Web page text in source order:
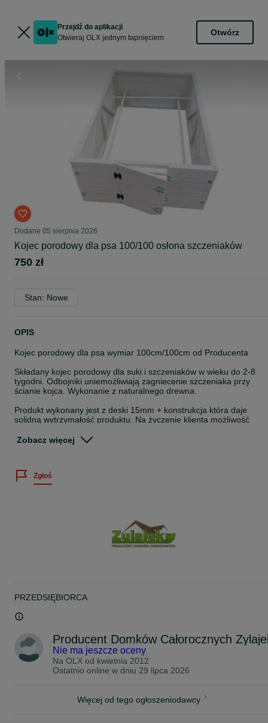
Przejdź do aplikacji
Otwieraj OLX jednym tapnięciem
Otwórz
Dodane 05 sierpnia 2026
Kojec porodowy dla psa 100/100 osłona szczeniaków
750 zł
Stan: Nowe
OPIS
Kojec porodowy dla psa wymiar 100cm/100cm od Producenta
Składany kojec porodowy dla suki i szczeniaków w wieku do 2-8
tygodni. Odbojniki uniemożliwiają zagniecenie szczeniaka przy
ścianie kojca. Wykonanie z naturalnego drewna.
Produkt wykonany jest z deski 15mm + konstrukcja która daje
solidną wytrzymałość produktu. Na życzenie klienta możliwość
Malowany profesjonalnymi, bezpiecznymi środkami
bezzapachowymi z atestem.
Kojec bez problemu również nadaje się dla małych psów jak i
Zobacz więcej
Zgłoś
PRZEDSIĘBIORCA
Producent Domków Całorocznych
Nie ma jeszcze oceny
Na OLX od kwietnia 2012
Ostatnio online w dniu 29 lipca 2026
Więcej od tego ogłoszeniodawcy